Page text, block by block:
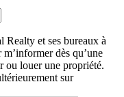
Realty et ses bureaux à
dès qu’une
ou louer une propriété.
sur